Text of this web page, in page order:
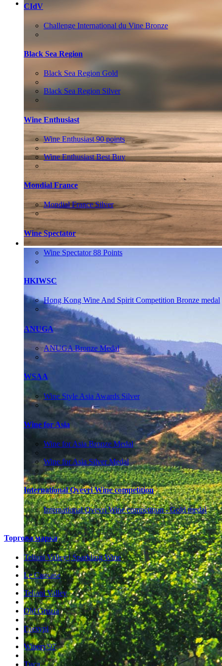
CIdV
Challenge International du Vine Bronze
Black Sea Region
Black Sea Region Gold
Black Sea Region Silver
Wine Enthusiast
Wine Enthusiast 90 points
Wine Enthusiast Best Buy
Mondial France
Mondial France Silver
Wine Spectator
Wine Spectator 88 Points
HKIWSC
Hong Kong Wine And Spirit Competition Bronze medal
ANUGA
ANUGA Bronze Medal
WSAA
Wine Style Asia Awards Silver
Wine for Asia
Wine for Asia Bronze Medal
Wine for Asia Silver Medal
International Qvevri Wine competition
International Qvevri Wine competition - Gold medal
Торгова марка
Teliani Valley | Sparkling Wine
Le Caucase
Teliani Valley
Old Gruzia
Глехурі
Winery'97
ВАКАНСІЇ